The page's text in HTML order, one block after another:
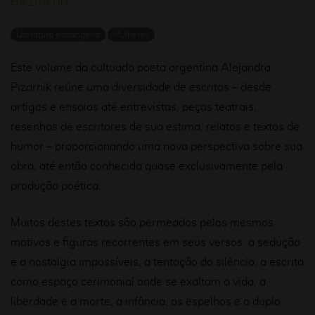
Este volume da cultuada poeta argentina Alejandra
Pizarnik reúne uma diversidade de escritos – desde
artigos e ensaios até entrevistas, peças teatrais,
resenhas de escritores de sua estima, relatos e textos de
humor – proporcionando uma nova perspectiva sobre sua
obra, até então conhecida quase exclusivamente pela
produção poética.
Muitos destes textos são permeados pelos mesmos
motivos e figuras recorrentes em seus versos: a sedução
e a nostalgia impossíveis, a tentação do silêncio, a escrita
como espaço cerimonial onde se exaltam a vida, a
liberdade e a morte, a infância, os espelhos e o duplo